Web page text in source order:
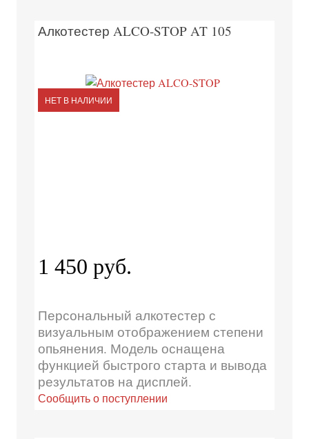
Алкотестер ALCO-STOP AT 105
НЕТ В НАЛИЧИИ
1 450 руб.
Персональный алкотестер с
визуальным отображением степени
опьянения. Модель оснащена
функцией быстрого старта и вывода
результатов на дисплей.
Сообщить о поступлении